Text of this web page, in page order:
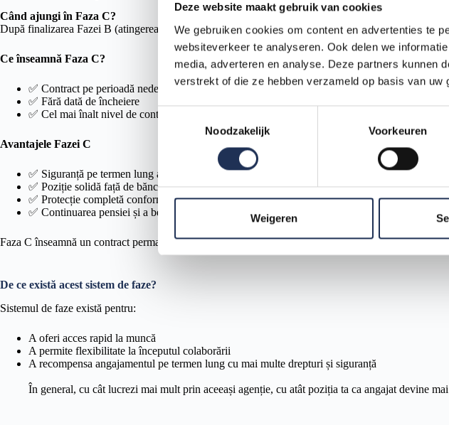
Deze website maakt gebruik van cookies
We gebruiken cookies om content en advertenties te
websiteverkeer te analyseren. Ook delen we
media, adverteren en analyse. Deze partners kunnen
verstrekt of die ze hebben verzameld op basis van uw
T
t
e
m
i
l
e
c
Noodzakelijk Voorkeuren
Weigeren
Când ajungi în Faza C?
După finalizarea Fazei B (atingerea numărului maxim de contracte sau a duratei maxime) și dacă
Ce înseamnă Faza C?
✅ Contract pe perioadă nedeterminată cu agenția
✅ Fără dată de încheiere
✅ Cel mai înalt nivel de continuitate a muncii în sistemul de faze
Avantajele Fazei C
✅ Siguranță pe termen lung a veniturilor
✅ Poziție solidă față de bănci, proprietari și autorități
✅ Protecție completă conform legislației olandeze a muncii
✅ Continuarea pensiei și a beneficiilor de angajat
Faza C înseamnă un contract permanent cu agenția. Aceasta oferă cea mai mare stabilitate, chiar
De ce există acest sistem de faze?
Sistemul de faze există pentru:
A oferi acces rapid la muncă
A permite flexibilitate la începutul colaborării
A recompensa angajamentul pe termen lung cu mai multe drepturi și siguranță
În general, cu cât lucrezi mai mult prin aceeași agenție, cu atât poziția ta ca angajat devine